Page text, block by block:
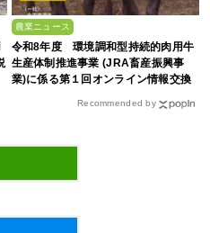
農業ニュース
令和8年度 環境調和型持続的肉用牛
生産体制推進事業 (JRA畜産振興事
業)に係る第１回オンライン情報交換
Recommended by